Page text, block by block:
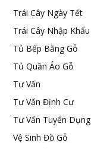
Trái Cây Ngày Tết
Trái Cây Nhập Khẩu
Tủ Bếp Bằng Gỗ
Tủ Quần Áo Gỗ
Tư Vấn
Tư Vấn Định Cư
Tư Vấn Tuyển Dụng
Vệ Sinh Đồ Gỗ